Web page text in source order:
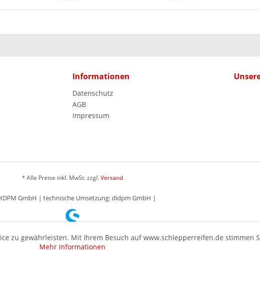
Informationen
Datenschutz
AGB
Impressum
* Alle Preise inkl. MwSt. zzgl.Versand
GmbH | technische Umsetzung: didpm GmbH |
zu gewährleisten. Mit Ihrem Besuch auf www.schlepperreifen.de stimmen
Mehr Informationen